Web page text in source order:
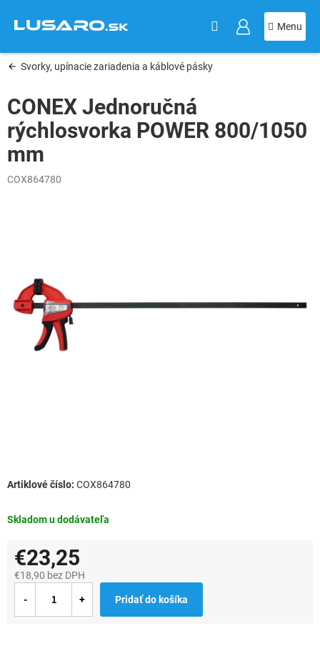
obsah
Svorky, upínacie zariadenia a káblové pásky
CONEX Jednoručná
rýchlosvorka POWER 800/1050
mm
COX864780
Skladom u dodávateľa
COX864780
€23,25
€18,90 bez DPH
cena:
Pridať do košíka